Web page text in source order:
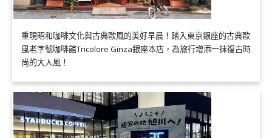
重現昭和咖啡文化與古典歐風的美好早晨！踏入東京銀座的古典歐
風老字號咖啡館Tricolore Ginza銀座本店，為旅行增添一抹復古時
尚的大人風！